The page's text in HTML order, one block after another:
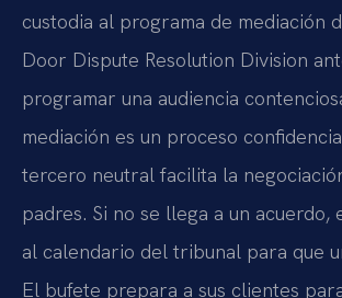
custodia al programa de mediación
Door Dispute Resolution Division
programar una audiencia
mediación es un proceso
tercero neutral facilita la
padres. Si no se llega a un acuerdo,
al calendario del tribunal para que
El bufete prepara a sus clientes